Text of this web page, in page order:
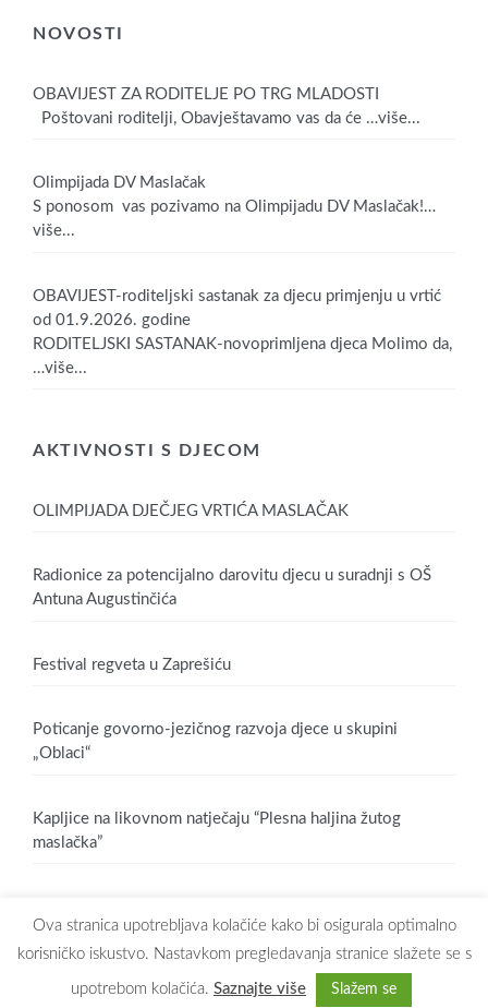
NOVOSTI
OBAVIJEST ZA RODITELJE PO TRG MLADOSTI
Poštovani roditelji, Obavještavamo vas da će …više...
Olimpijada DV Maslačak
S ponosom vas pozivamo na Olimpijadu DV Maslačak!…
više...
OBAVIJEST-roditeljski sastanak za djecu primjenju u vrtić
od 01.9.2026. godine
RODITELJSKI SASTANAK-novoprimljena djeca Molimo da,
…više...
AKTIVNOSTI S DJECOM
OLIMPIJADA DJEČJEG VRTIĆA MASLAČAK
Radionice za potencijalno darovitu djecu u suradnji s OŠ
Antuna Augustinčića
Festival regveta u Zaprešiću
Poticanje govorno-jezičnog razvoja djece u skupini
„Oblaci“
Kapljice na likovnom natječaju “Plesna haljina žutog
maslačka”
Copyright © 2026 Dječji vrtić Maslačak Zaprešić. All rights reserved.
Ova stranica upotrebljava kolačiće kako bi osigurala optimalno
korisničko iskustvo. Nastavkom pregledavanja stranice slažete se s
upotrebom kolačića. Saznajte više Slažem se